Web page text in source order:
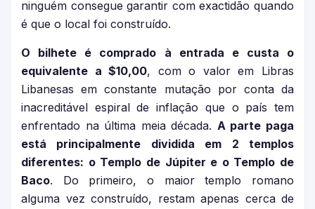
ninguém consegue garantir com exactidão quando
é que o local foi construído.
O bilhete é comprado à entrada e custa o
equivalente a $10,00, com o valor em Libras
Libanesas em constante mutação por conta da
inacreditável espiral de inflação que o país tem
enfrentado na última meia década. A parte paga
está principalmente dividida em 2 templos
diferentes: o Templo de Júpiter e o Templo de
Baco. Do primeiro, o maior templo romano
alguma vez construído, restam apenas cerca de